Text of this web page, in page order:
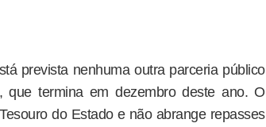
prevista nenhuma outra parceria público
que termina em dezembro deste ano. O
do Estado e não abrange repasses